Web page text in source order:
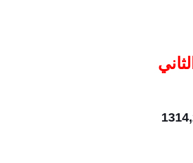
اليوم ١٬٣١٤,٢٨ دينار عراقي لكل دولار، بينما يبلغ سعره الرسمي 1314,28